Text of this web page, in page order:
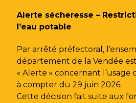
Alerte sécheresse –
l’eau potable
Par arrêté préfectoral,
département de la Vendée
« Alerte » concernant l’usage
à compter du 29 juin 2026.
Cette décision fait suite aux